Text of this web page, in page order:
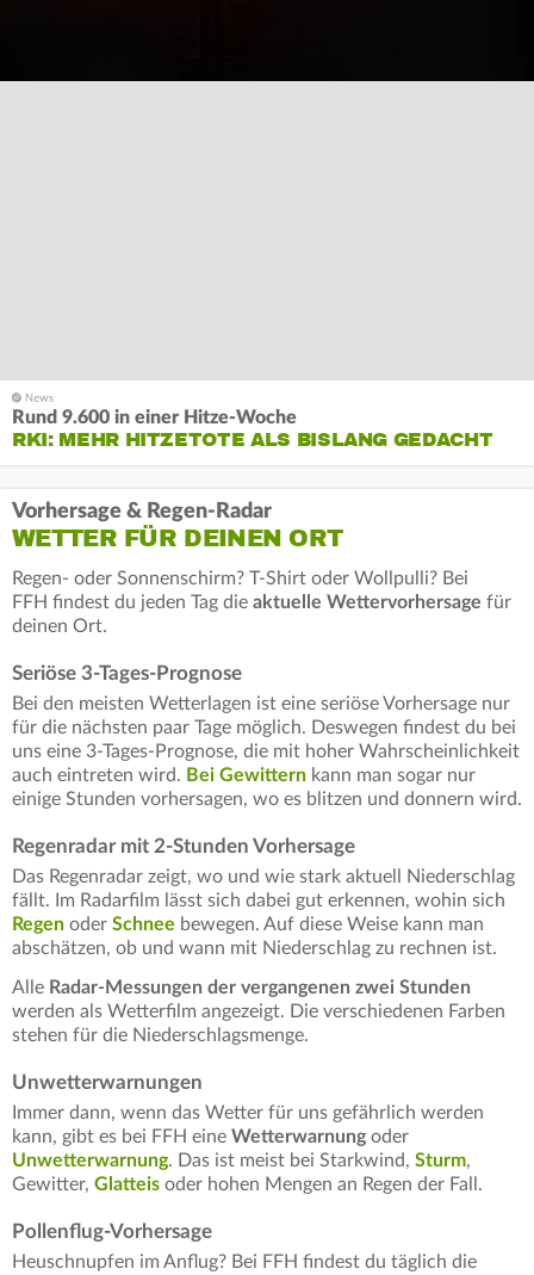
Rund 9.600 in einer Hitze-Woche
RKI: MEHR HITZETOTE ALS BISLANG GEDACHT
Vorhersage & Regen-Radar
WETTER FÜR DEINEN ORT
Regen- oder Sonnenschirm? T-Shirt oder Wollpulli? Bei
FFH findest du jeden Tag die aktuelle Wettervorhersage für
deinen Ort.
Seriöse 3-Tages-Prognose
Bei den meisten Wetterlagen ist eine seriöse Vorhersage nur
für die nächsten paar Tage möglich. Deswegen findest du bei
uns eine 3-Tages-Prognose, die mit hoher Wahrscheinlichkeit
auch eintreten wird. Bei Gewittern kann man sogar nur
einige Stunden vorhersagen, wo es blitzen und donnern wird.
Regenradar mit 2-Stunden Vorhersage
Das Regenradar zeigt, wo und wie stark aktuell Niederschlag
fällt. Im Radarfilm lässt sich dabei gut erkennen, wohin sich
Regen oder Schnee bewegen. Auf diese Weise kann man
abschätzen, ob und wann mit Niederschlag zu rechnen ist.
Alle Radar-Messungen der vergangenen zwei Stunden
werden als Wetterfilm angezeigt. Die verschiedenen Farben
stehen für die Niederschlagsmenge.
Unwetterwarnungen
Immer dann, wenn das Wetter für uns gefährlich werden
kann, gibt es bei FFH eine Wetterwarnung oder
Unwetterwarnung. Das ist meist bei Starkwind, Sturm,
Gewitter, Glatteis oder hohen Mengen an Regen der Fall.
Pollenflug-Vorhersage
Heuschnupfen im Anflug? Bei FFH findest du täglich die